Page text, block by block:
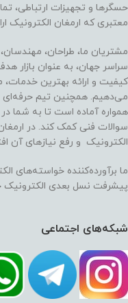
حسگرها و تجهیزات ارتباطی،
معتبری که ارمغان الکترونیک
مشتریان ما، طراحان،
سراسر جهان، به عنوان بازار
کیفیت و ارائه بهترین خدمات،
می‌دهیم. همچنین تیم حرفه‌ای
همواره آماده است تا به شما
سوالات فنی کمک کند. در
الکترونیک و رفع نیازهای آن
ما برآورده‌کننده خواسته‌های
پیشرفت نسل بعدی
شبکه‌های اجتماعی